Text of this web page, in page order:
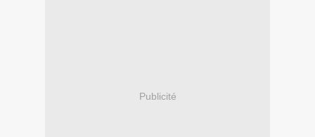
Publicité